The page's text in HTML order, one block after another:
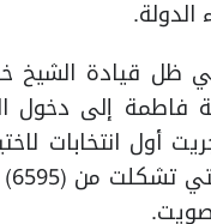
الدولة.
ظل قيادة الشيخ
إلى دخول
في عام 2006م، حين